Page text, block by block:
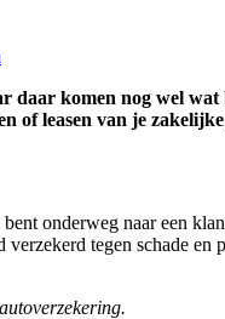
daar komen nog wel
of leasen van je
onderweg naar een
tegen schade